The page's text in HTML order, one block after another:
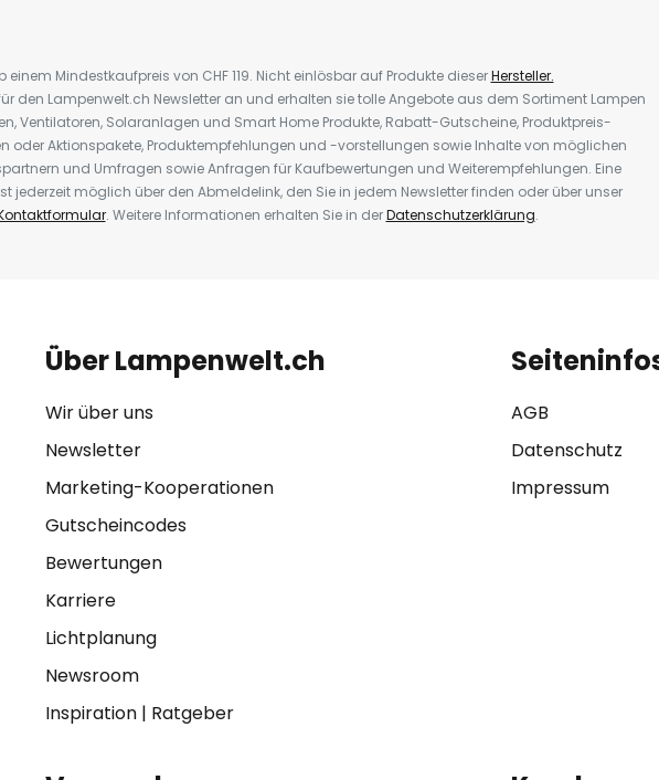
einem Mindestkaufpreis von CHF 119. Nicht einlösbar auf Produkte dieserHersteller.
den Lampenwelt.ch Newsletter an und erhalten sie tolle Angebote aus dem Sortiment Lampen
Ventilatoren, Solaranlagen und Smart Home Produkte, Rabatt-Gutscheine, Produktpreis-
oder Aktionspakete, Produktempfehlungen und -vorstellungen sowie Inhalte von möglichen
und Umfragen sowie Anfragen für Kaufbewertungen und Weiterempfehlungen. Eine
jederzeit möglich über den Abmeldelink, den Sie in jedem Newsletter finden oder über unser
. Weitere Informationen erhalten Sie in derDatenschutzerklärung.
Über Lampenwelt.ch
Wir über uns
Newsletter
Marketing-Kooperationen
Gutscheincodes
Bewertungen
Karriere
Lichtplanung
Newsroom
Inspiration| Ratgeber
AGB
Datenschutz
Impressum